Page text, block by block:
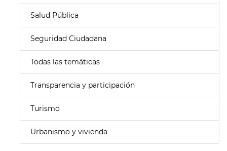
Salud Pública
Seguridad Ciudadana
Todas las temáticas
Transparencia y participación
Turismo
Urbanismo y vivienda